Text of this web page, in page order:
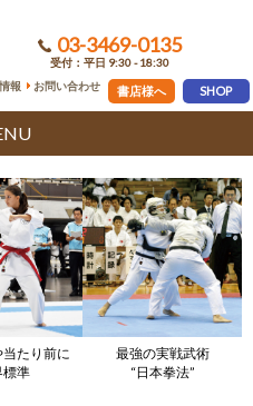
03-3469-0135
受付：平日 9:30 - 18:30
報 お問い合わせ 書店様へ SHOP
たり前に
標準
最強の実戦武術
“日本拳法”